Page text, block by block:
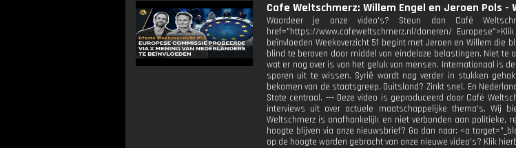
Cafe Weltschmerz: Willem Engel en Jeroen Pols -
Waardeer je onze video's? Steun dan Café
href="https://www.cafeweltschmerz.nl/doneren/
beïnvloeden Weekoverzicht 51 begint met Jeroen en Willem
blind te beroven door middel van eindeloze belastingen. Niet
wat er nog over is van het geluk van mensen. Internationaal is
sporen uit te wissen. Syrië wordt nog verder in stukken
bekomen van de staatsgreep. Duitsland? Zinkt snel. En
State centraal. --- Deze video is geproduceerd door Café
interviews uit over actuele maatschappelijke thema's. Wij
Weltschmerz is onafhankelijk en niet verbonden aan politieke,
hoogte blijven via onze nieuwsbrief? Ga dan naar: <a
op de hoogte worden gebracht van onze nieuwe video's? Klik